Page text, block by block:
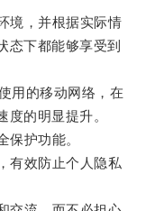
，并根据实际情
态下都能够享受到
的移动网络，在
的明显提升。
护功能。
效防止个人隐私